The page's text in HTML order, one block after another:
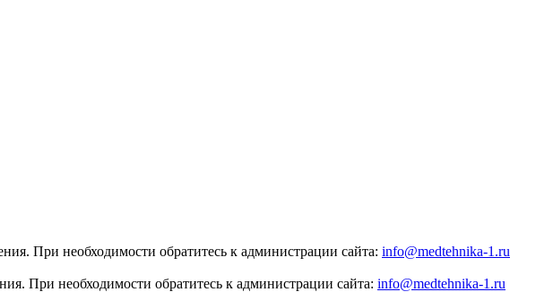
При необходимости обратитесь к администрации сайта: info@medtehnika-1.ru
При необходимости обратитесь к администрации сайта: info@medtehnika-1.ru